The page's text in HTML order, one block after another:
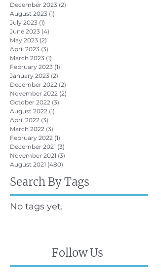
December 2023 (2)
August 2023 (1)
July 2023 (1)
June 2023 (4)
May 2023 (2)
April 2023 (3)
March 2023 (1)
February 2023 (1)
January 2023 (2)
December 2022 (2)
November 2022 (2)
October 2022 (3)
August 2022 (1)
April 2022 (3)
March 2022 (3)
February 2022 (1)
December 2021 (3)
November 2021 (3)
August 2021 (480)
Search By Tags
No tags yet.
Follow Us